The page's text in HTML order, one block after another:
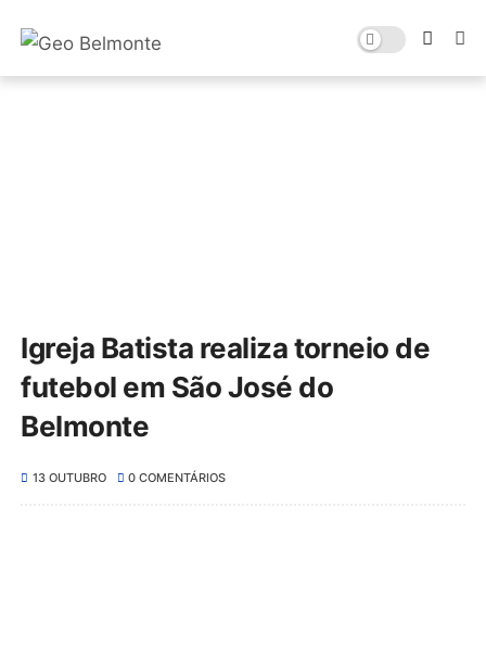
Igreja Batista realiza torneio de
futebol em São José do
Belmonte
13 OUTUBRO 0 COMENTÁRIOS